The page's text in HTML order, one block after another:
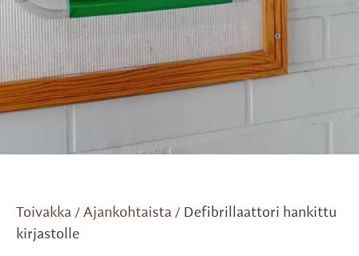
Toivakka / Ajankohtaista / Defibrillaattori hankittu
kirjastolle